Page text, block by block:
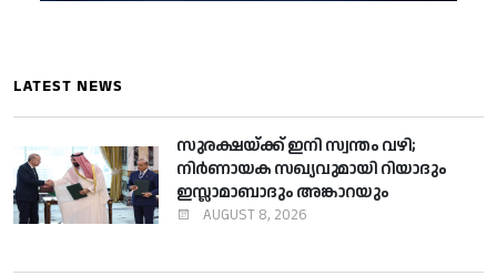
LATEST NEWS
സുരക്ഷയ്ക്ക് ഇനി സ്വന്തം വഴി;
നിര്‍ണായക സഖ്യവുമായി റിയാദും
ഇസ്ലാമാബാദും അങ്കാറയും
AUGUST 8, 2026